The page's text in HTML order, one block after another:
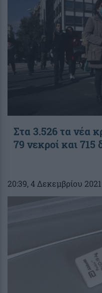
Στα 3.526 τα νέα
79 νεκροί και
20:39, 4 Δεκεμβρίου 2021